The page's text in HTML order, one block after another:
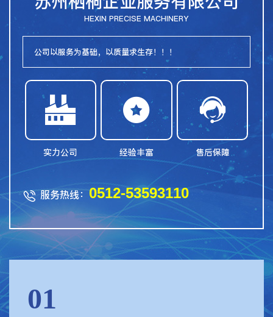
HEXIN PRECISE MACHINERY
公司以服务为基础，以质量求生存！！！

实力公司

经验丰富

售后保障
 服务热线： 0512-53593110
01